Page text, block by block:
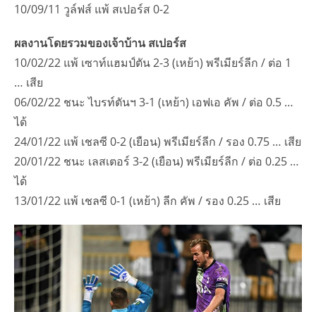
10/09/11 วูล์ฟส์ แพ้ สเปอร์ส 0-2
ผลงานโดยรวมของเจ้าบ้าน สเปอร์ส
10/02/22 แพ้ เซาท์แฮมป์ตัน 2-3 (เหย้า) พรีเมียร์ลีก / ต่อ 1
… เสีย
06/02/22 ชนะ ไบรท์ตันฯ 3-1 (เหย้า) เอฟเอ คัพ / ต่อ 0.5 …
ได้
24/01/22 แพ้ เชลซี 0-2 (เยือน) พรีเมียร์ลีก / รอง 0.75 … เสีย
20/01/22 ชนะ เลสเตอร์ 3-2 (เยือน) พรีเมียร์ลีก / ต่อ 0.25 …
ได้
13/01/22 แพ้ เชลซี 0-1 (เหย้า) ลีก คัพ / รอง 0.25 … เสีย